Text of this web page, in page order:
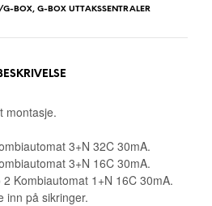
G-BOX, G-BOX UTTAKSSENTRALER
montasje.
3+N 32C 30mA.
3+N 16C 30mA.
Kombiautomat 1+N 16C 30mA.
inn på sikringer.